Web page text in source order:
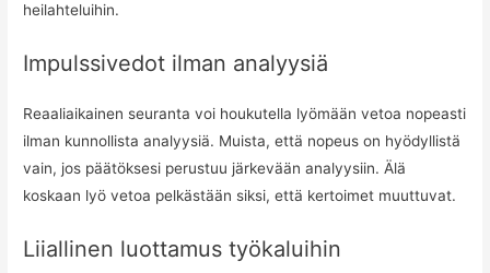
heilahteluihin.
Impulssivedot ilman analyysiä
Reaaliaikainen seuranta voi houkutella lyömään vetoa nopeasti
ilman kunnollista analyysiä. Muista, että nopeus on hyödyllistä
vain, jos päätöksesi perustuu järkevään analyysiin. Älä
koskaan lyö vetoa pelkästään siksi, että kertoimet muuttuvat.
Liiallinen luottamus työkaluihin